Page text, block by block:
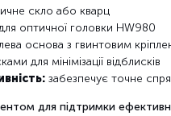
скло або кварц
оптичної головки HW980
основа з гвинтовим
для мінімізації відблисків
забезпечує точне
для підтримки